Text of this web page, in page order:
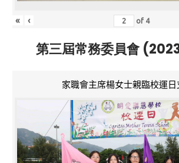
« ‹ of 4
第三屆常務委員會
家職會主席楊女士親臨校運日